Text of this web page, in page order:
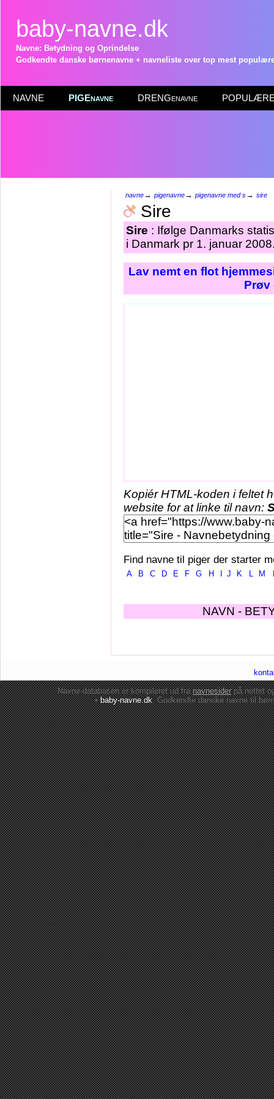
baby-navne.dk
Navne: Betydning og Oprindelse
Godkendte danske børnenavne + navneliste over top mest
NAVNE PIGEnavne DRENGenavne POPULÆRE
navne→ pigenavne→ pigenavne med s→ sire
Sire
Sire : Ifølge Danmarks
i Danmark pr 1. januar
Lav nemt en flot
Prøv
Kopiér HTML-koden i feltet
website for at linke til navn:
Find navne til piger der starter
A B C D E F G H J K L M
NAVN -
Navne-databasen er kompileret ud franavnesiderpå nettet
•baby-navne.dk: Godkendte danskenavne til børn